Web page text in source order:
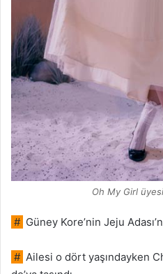
Oh My Girl
# Güney Kore’nin Jeju
# Ailesi o dört yaşındayken